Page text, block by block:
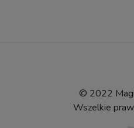
© 2022
Wszelkie